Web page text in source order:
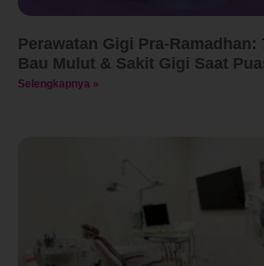
Perawatan Gigi Pra-Ramadhan:
Bau Mulut & Sakit Gigi Saat
Selengkapnya »